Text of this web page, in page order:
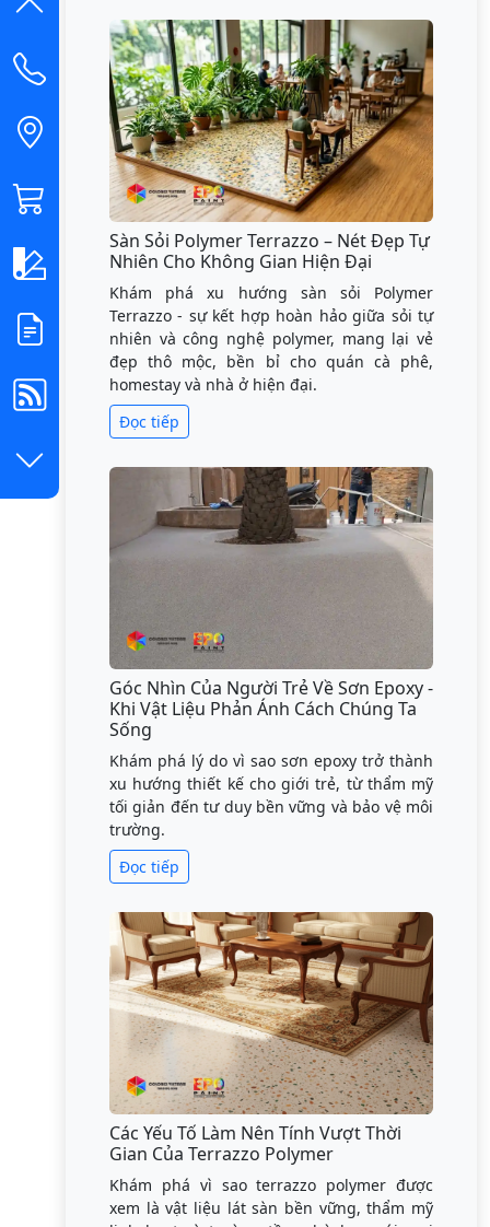
Sàn Sỏi Polymer Terrazzo – Nét Đẹp Tự
Nhiên Cho Không Gian Hiện Đại
Khám phá xu hướng sàn sỏi Polymer
Terrazzo - sự kết hợp hoàn hảo giữa sỏi tự
nhiên và công nghệ polymer, mang lại vẻ
đẹp thô mộc, bền bỉ cho quán cà phê,
homestay và nhà ở hiện đại.
Đọc tiếp
Góc Nhìn Của Người Trẻ Về Sơn Epoxy -
Khi Vật Liệu Phản Ánh Cách Chúng Ta
Sống
Khám phá lý do vì sao sơn epoxy trở thành
xu hướng thiết kế cho giới trẻ, từ thẩm mỹ
tối giản đến tư duy bền vững và bảo vệ môi
trường.
Đọc tiếp
Các Yếu Tố Làm Nên Tính Vượt Thời
Gian Của Terrazzo Polymer
Khám phá vì sao terrazzo polymer được
xem là vật liệu lát sàn bền vững, thẩm mỹ